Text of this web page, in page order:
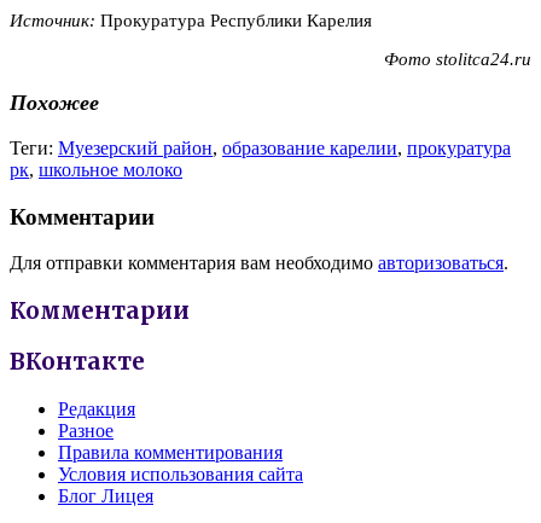
Источник: Прокуратура Республики Карелия
Фото stolitca24.ru
Похожее
Теги: Муезерский район, образование карелии, прокуратура
рк, школьное молоко
Комментарии
Для отправки комментария вам необходимо авторизоваться.
Комментарии
ВКонтакте
Редакция
Разное
Правила комментирования
Условия использования сайта
Блог Лицея